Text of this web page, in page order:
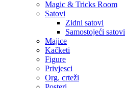
Magic & Tricks Room
Satovi
Zidni satovi
Samostojeći satovi
Majice
Kačketi
Figure
Privjesci
Org. crteži